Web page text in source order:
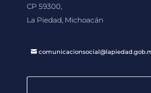
CP 59300,
La Piedad, Michoacán